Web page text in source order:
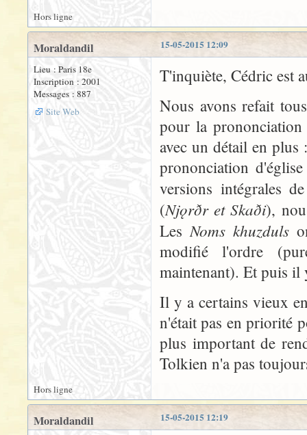
Hors ligne
15-05-2015 12:09
Moraldandil
Lieu : Paris 18e
Inscription : 2001
Messages : 887
Site Web
T'inquiète, Cédric est
Nous avons refait
pour la prononciation
avec un détail en plus
prononciation
versions intégrales
(Njǫrðr et Skaði),
LesNoms khuzduls
modifié l'ordre
maintenant). Et puis il
Il y a certains vieux
n'était pas en priorité
plus important de
Tolkien n'a pas
Hors ligne
15-05-2015 12:19
Moraldandil